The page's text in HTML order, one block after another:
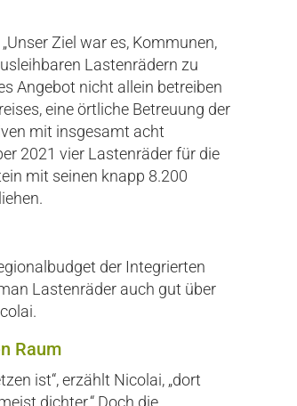
Ziel war es, Kommunen,
Lastenrädern zu
Angebot nicht allein betreiben
eine örtliche Betreuung der
mit insgesamt acht
2021 vier Lastenräder für die
mit seinen knapp 8.200
der Integrierten
Lastenräder auch gut über
Raum
ist“, erzählt Nicolai, „dort
dichter.“ Doch die